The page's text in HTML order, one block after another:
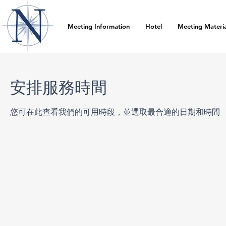
Meeting Information Hotel Meeting
安排服務時間
您可在此查看我們的可用時段，並選取最合適的日期和時間